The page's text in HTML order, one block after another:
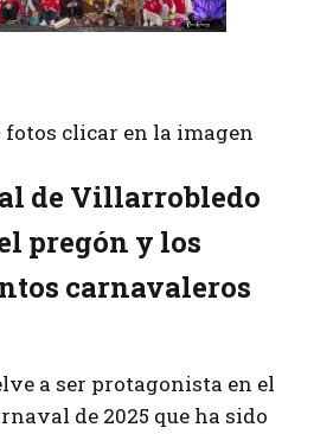
fotos clicar en la imagen
de Villarrobledo
pregón y los
carnavaleros
a ser protagonista en el
de 2025 que ha sido